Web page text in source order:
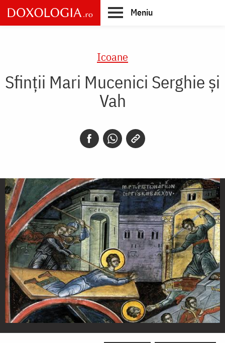
Skip
to
main
Meniu
Icoane
Sfinţii Mari Mucenici Serghie şi
Vah
Sfinţii